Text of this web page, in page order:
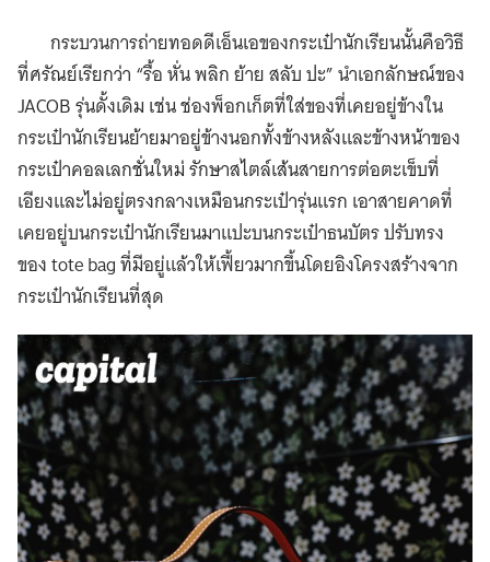
กระบวนการถ่ายทอดดีเอ็นเอของกระเป๋านักเรียนนั้นคือวิธี
ที่ศรัณย์เรียกว่า “รื้อ หั่น พลิก ย้าย สลับ ปะ” นำเอกลักษณ์ของ
JACOB รุ่นดั้งเดิม เช่น ช่องพ็อกเก็ตที่ใส่ของที่เคยอยู่ข้างใน
กระเป๋านักเรียนย้ายมาอยู่ข้างนอกทั้งข้างหลังและข้างหน้าของ
กระเป๋าคอลเลกชั่นใหม่ รักษาสไตล์เส้นสายการต่อตะเข็บที่
เอียงและไม่อยู่ตรงกลางเหมือนกระเป๋ารุ่นแรก เอาสายคาดที่
เคยอยู่บนกระเป๋านักเรียนมาแปะบนกระเป๋าธนบัตร ปรับทรง
ของ tote bag ที่มีอยู่แล้วให้เฟี้ยวมากขึ้นโดยอิงโครงสร้างจาก
กระเป๋านักเรียนที่สุด